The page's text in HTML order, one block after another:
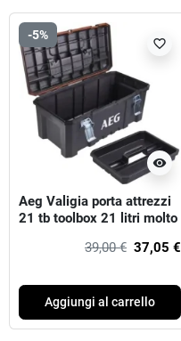
-5%
visibility
favorite_border
Aeg Valigia porta attrezzi
21 tb toolbox 21 litri molto
39,00 € 37,05 €
Aggiungi al carrello